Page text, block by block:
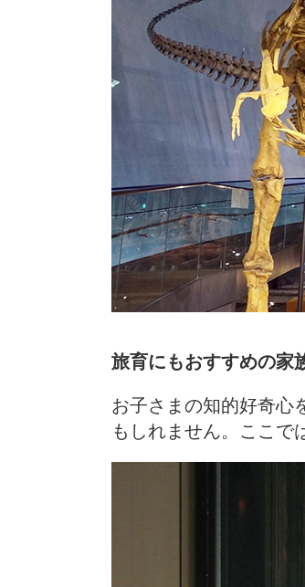
旅育にもおすすめの家
お子さまの知的好奇心
もしれません。ここで